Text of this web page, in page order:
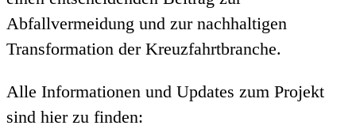
Abfallvermeidung und zur nachhaltigen
Transformation der Kreuzfahrtbranche.
Alle Informationen und Updates zum Projekt
sind hier zu finden: